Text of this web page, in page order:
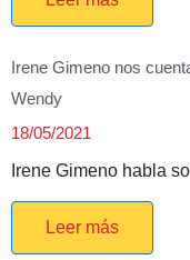
Irene Gimeno nos
Wendy
18/05/2021
Irene Gimeno habla
Leer más